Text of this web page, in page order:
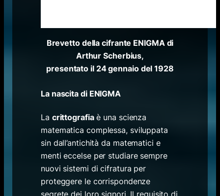
Brevetto della cifrante ENIGMA di
Arthur Scherbius,
presentato il 24 gennaio del 1928
La nascita di ENIGMA
La crittografiaè una scienza
matematica complessa, sviluppata
sin dall’antichità da matematici e
menti eccelse per studiare sempre
nuovi sistemi di cifratura per
proteggere le corrispondenze
segrete dei loro signori. Il requisito di